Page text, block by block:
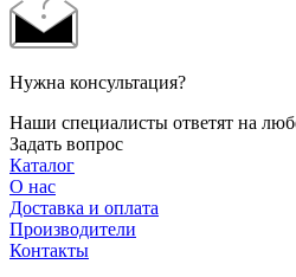
Нужна консультация?
Наши специалисты ответят на
Задать вопрос
Каталог
О нас
Доставка и оплата
Производители
Контакты